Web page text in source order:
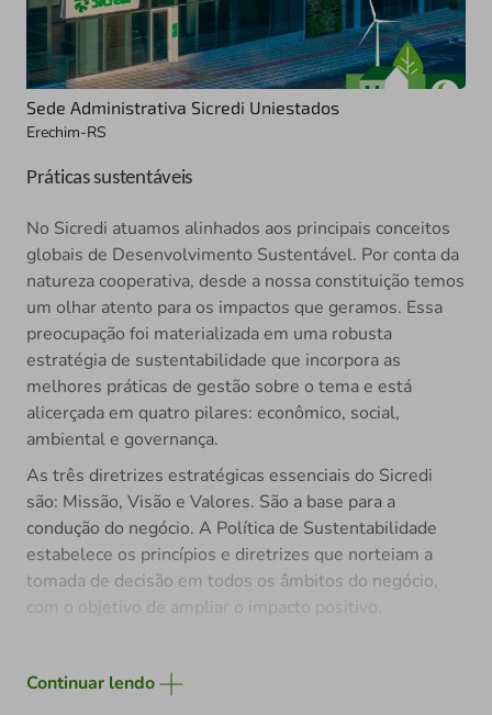
Sede Administrativa Sicredi Uniestados
Erechim-RS
Práticas sustentáveis
No Sicredi atuamos alinhados aos principais conceitos
globais de Desenvolvimento Sustentável. Por conta da
natureza cooperativa, desde a nossa constituição temos
um olhar atento para os impactos que geramos. Essa
preocupação foi materializada em uma robusta
estratégia de sustentabilidade que incorpora as
melhores práticas de gestão sobre o tema e está
alicerçada em quatro pilares: econômico, social,
ambiental e governança.
As três diretrizes estratégicas essenciais do Sicredi
são: Missão, Visão e Valores. São a base para a
condução do negócio. A Política de Sustentabilidade
estabelece os princípios e diretrizes que norteiam a
tomada de decisão em todos os âmbitos do negócio,
com o objetivo de ampliar o impacto positivo.
Continuar lendo